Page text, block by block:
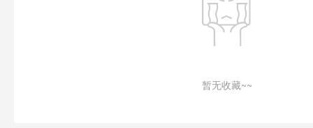
暂无收藏~~